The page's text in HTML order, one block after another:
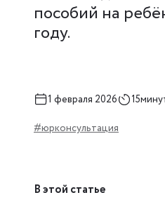
пособий на
году.
1 февраля 2026
#юрконсультация
В этой статье